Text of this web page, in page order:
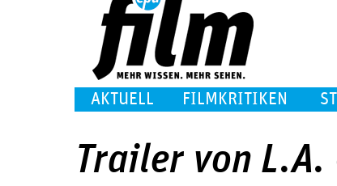
AKTUELL FILMKRITIKEN
Trailer von L.A.